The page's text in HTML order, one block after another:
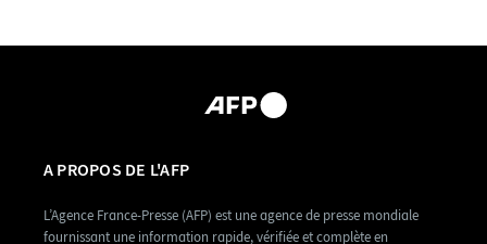
A PROPOS DE L'AFP
L’Agence France-Presse (AFP) est une agence de presse mondiale
fournissant une information rapide, vérifiée et complète en